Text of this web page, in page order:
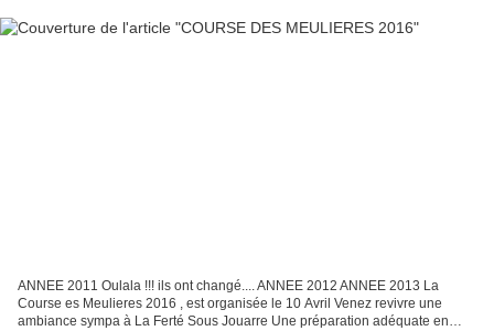
ANNEE 2011 Oulala !!! ils ont changé.... ANNEE 2012 ANNEE 2013 La
Course es Meulieres 2016 , est organisée le 10 Avril Venez revivre une
ambiance sympa à La Ferté Sous Jouarre Une préparation adéquate en